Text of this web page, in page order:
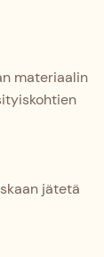
materiaalin
jätetä